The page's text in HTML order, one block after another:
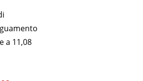
a 11,08